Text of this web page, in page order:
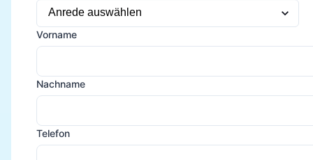
Vorname
Nachname
Telefon